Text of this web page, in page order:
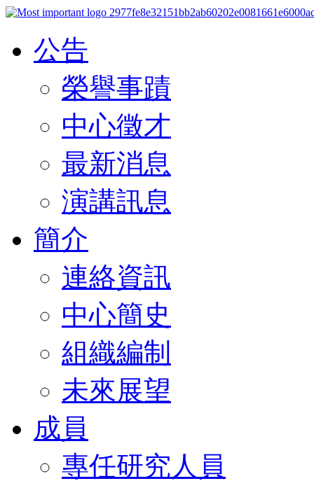
公告
榮譽事蹟
中心徵才
最新消息
演講訊息
簡介
連絡資訊
中心簡史
組織編制
未來展望
成員
專任研究人員